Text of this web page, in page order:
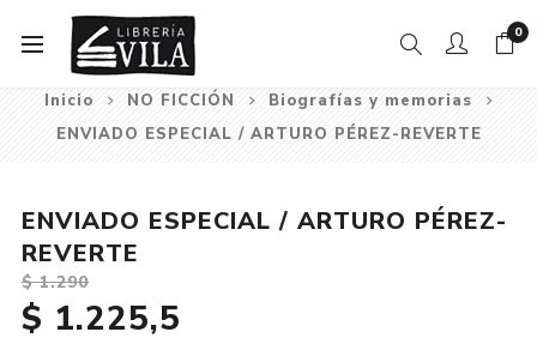
0
Inicio NO FICCIÓN
Biografías y memorias
ENVIADO ESPECIAL / ARTURO PÉREZ-REVERTE
ENVIADO ESPECIAL / ARTURO PÉREZ-
REVERTE
$ 1.290
$ 1.225,5